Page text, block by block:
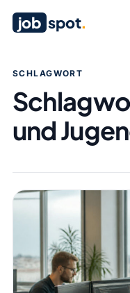
job spot.
SCHLAGWORT
und